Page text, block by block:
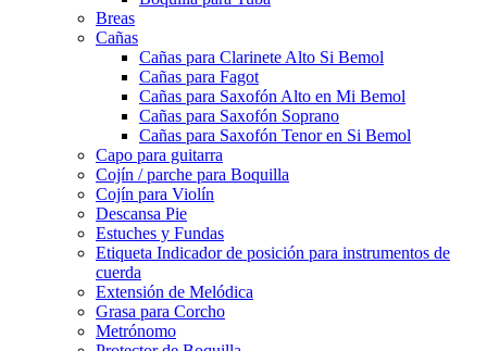
Breas
Cañas
Cañas para Clarinete Alto Si Bemol
Cañas para Fagot
Cañas para Saxofón Alto en Mi Bemol
Cañas para Saxofón Soprano
Cañas para Saxofón Tenor en Si Bemol
Capo para guitarra
Cojín / parche para Boquilla
Cojín para Violín
Descansa Pie
Estuches y Fundas
Etiqueta Indicador de posición para instrumentos de
cuerda
Extensión de Melódica
Grasa para Corcho
Metrónomo